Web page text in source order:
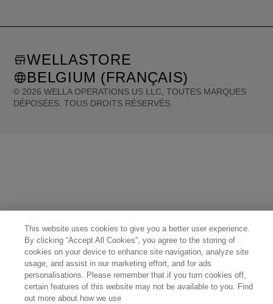
© 2026 WELLA OPERATIONS US LLC, TOUTES MARQUES
DÉPOSÉES. TOUS DROITS RÉSERVÉS.
WELLASTORE
BELGIUM (FRANÇAIS)
This website uses cookies to give you a better user experience.
By clicking “Accept All Cookies”, you agree to the storing of
cookies on your device to enhance site navigation, analyze site
usage, and assist in our marketing effort, and for ads
personalisations. Please remember that if you turn cookies off,
certain features of this website may not be available to you. Find
out more about how we use